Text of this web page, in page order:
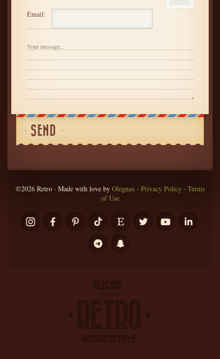
Email:
©2026 Retro · Made with love by Olegnax· Privacy Policy· Terms
of Use